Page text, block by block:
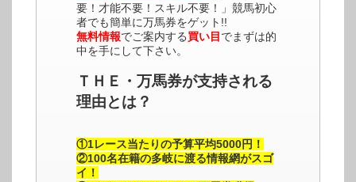
要！才能不要！スキル不要！」競馬初心
者でも簡単に万馬券をゲット!!
無料情報でご案内する買い目 でまずは的
中を手にして下さい。
ＴＨＥ・万馬券が支持される
理由とは？
①1レース当たりの予算平均5000円！
②100名在籍の多岐に渡る情報網がスゴ
イ！